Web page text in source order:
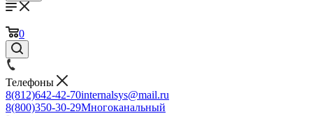
0
Телефоны
8(812)642-42-70internalsys@mail.ru
8(800)350-30-29Многоканальный